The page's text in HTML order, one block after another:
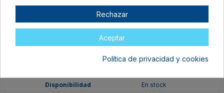
PO66350201
M
En stock
Rechazar
Aceptar
Política de privacidad y cookies